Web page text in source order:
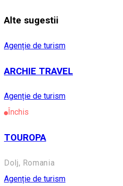
Alte sugestii
Agenție de turism
ARCHIE TRAVEL
Agenție de turism
Închis
TOUROPA
Dolj, Romania
Agenție de turism